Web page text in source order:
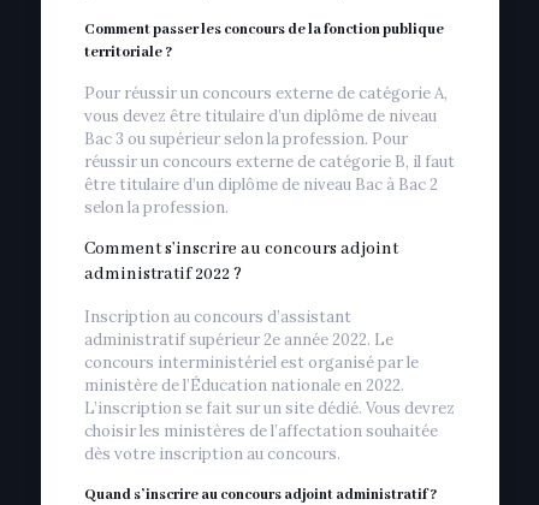
Comment passer les concours de la fonction publique
territoriale ?
Pour réussir un concours externe de catégorie A,
vous devez être titulaire d’un diplôme de niveau
Bac 3 ou supérieur selon la profession. Pour
réussir un concours externe de catégorie B, il faut
être titulaire d’un diplôme de niveau Bac à Bac 2
selon la profession.
Comment s’inscrire au concours adjoint
administratif 2022 ?
Inscription au concours d’assistant
administratif supérieur 2e année 2022. Le
concours interministériel est organisé par le
ministère de l’Éducation nationale en 2022.
L’inscription se fait sur un site dédié. Vous devrez
choisir les ministères de l’affectation souhaitée
dès votre inscription au concours.
Quand s’inscrire au concours adjoint administratif ?